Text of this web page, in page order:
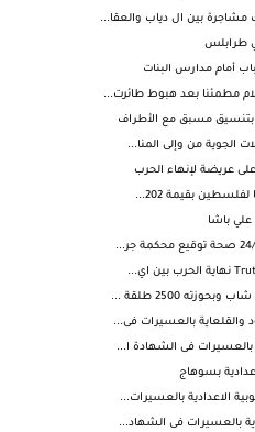
بين ال دياب والعقا...
طرابلس
أمام مدارس البنات
مطمئنا بعد هبوط طائرت...
بتنسيق مسبق مع الأطراف
الجوية من وإلى المنا...
عريضة لإنهاء الحرب
بقيمة 202...
باشا
2500 طلقة ...
والقلعاية بالعسيرات فى...
بالعسيرات فى الشهادة ا...
بسوهاج
الاعدادية بالعسيرات...
بالعسيرات فى الشهاد...